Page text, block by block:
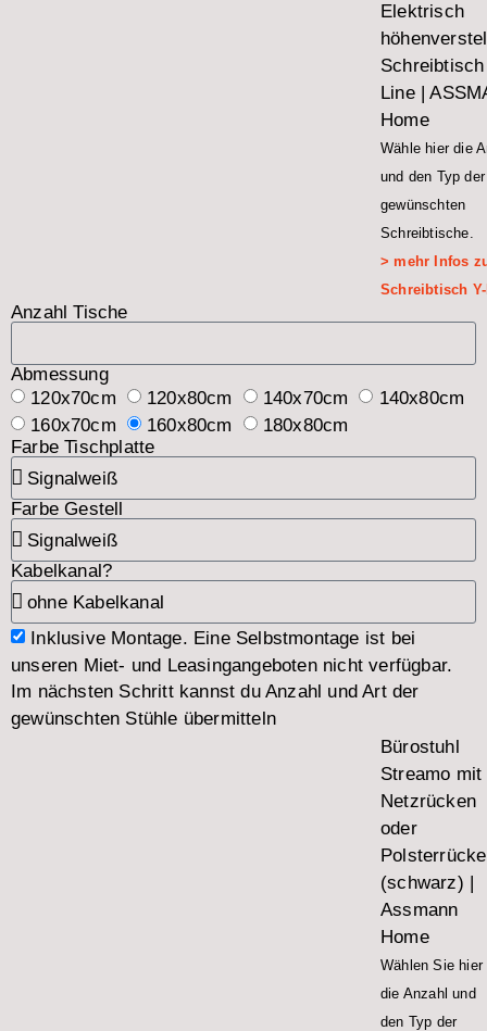
Elektrisch
Schreibtisch
Line |
Home
Wähle hier die
und den Typ der
gewünschten
Schreibtische.
> mehr Infos
Schreibtisch
Anzahl Tische
Abmessung
120x70cm
120x80cm 140x70cm
140x80cm
160x70cm
160x80cm
180x80cm
Farbe Tischplatte
Farbe Gestell
Kabelkanal?
Inklusive Montage. Eine Selbstmontage ist bei
unseren Miet- und Leasingangeboten nicht verfügbar.
Im nächsten Schritt kannst du Anzahl und Art der
gewünschten Stühle übermitteln
Bürostuhl
Streamo mit
Netzrücken
oder
(schwarz) |
Assmann
Home
Wählen Sie hier
die Anzahl und
den Typ der